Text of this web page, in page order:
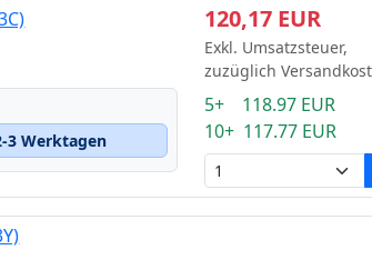
3 Werktagen
120,17 EUR
Exkl. Umsatzsteuer,
zuzüglich
5+ 118.97 EUR
10+ 117.77 EUR